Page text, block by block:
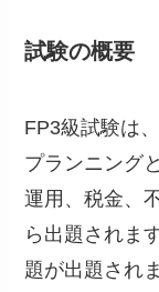
試験の概要
FP3級試験は
プランニング
運用、税金、
ら出題されま
題が出題され